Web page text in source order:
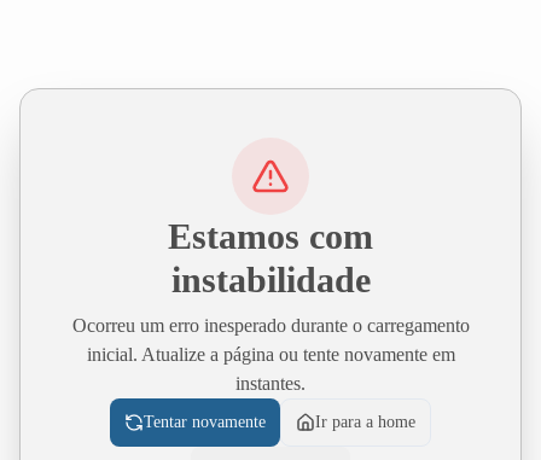
Estamos com
instabilidade
Ocorreu um erro inesperado durante o carregamento
inicial. Atualize a página ou tente novamente em
instantes.
Tentar novamente Ir para a home